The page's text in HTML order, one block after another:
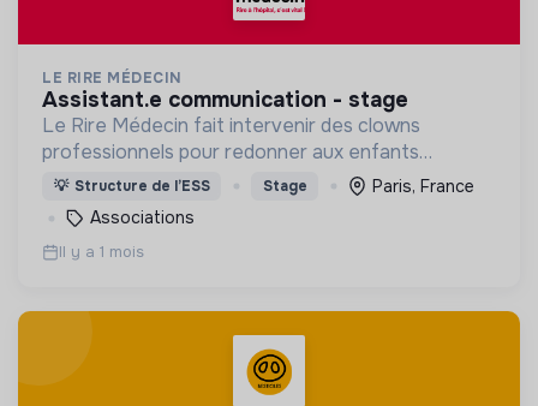
LE RIRE MÉDECIN
assistant.e communication - stage
Le Rire Médecin fait intervenir des clowns
professionnels pour redonner aux enfants
hospitalisés le pouvoir de rire pour affronter
l’anxiété, la douleur ; soutenir les familles et les
soignants
💡 Structure de l’ESS Stage
Paris, France
Associations
Il y a 1 mois